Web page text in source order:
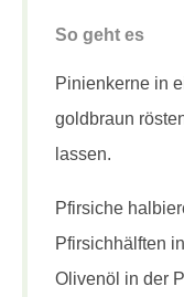
So geht es
Pinienkerne in
goldbraun
lassen.
Pfirsiche
Pfirsichhälften
Olivenöl in der